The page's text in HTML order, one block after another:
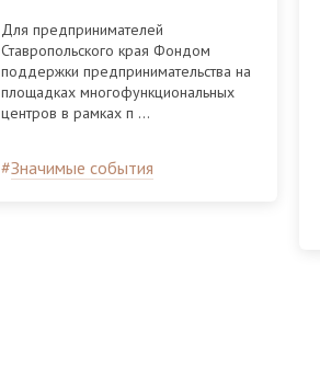
Для предпринимателей
Ставропольского края Фондом
поддержки предпринимательства на
площадках многофункциональных
центров в рамках п ...
#Значимые события